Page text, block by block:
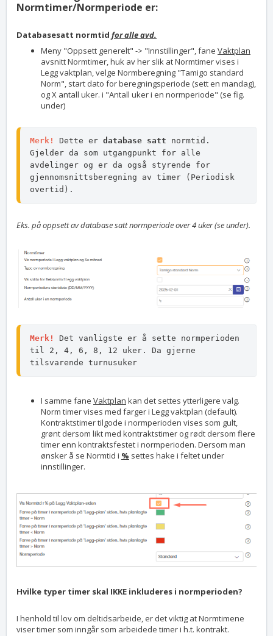
Normtimer/Normperiode er:
Databasesatt normtid for alle avd.
Meny "Oppsett generelt" -> "Innstillinger", fane Vaktplan
avsnitt Normtimer, huk av her slik at Normtimer vises i
Legg vaktplan, velge Normberegning "Tamigo standard
Norm", start dato for beregningsperiode (sett en mandag),
og X antall uker. i "Antall uker i en normperiode" (se fig.
under)
Merk! Dette er database satt normtid.
Gjelder da som utgangpunkt for alle
avdelinger og er da også styrende for
gjennomsnittsberegning av timer (Periodisk
overtid).
Eks. på oppsett av database satt normperiode over 4 uker (se under).
Merk! Det vanligste er å sette normperioden
til 2, 4, 6, 8, 12 uker. Da gjerne
tilsvarende turnusuker
I samme fane Vaktplan kan det settes ytterligere valg.
Norm timer vises med farger i Legg vaktplan (default).
Kontraktstimer tilgode i normperioden vises som gult,
grønt dersom likt med kontraktstimer og rødt dersom flere
timer enn kontraktsfestet i normperioden. Dersom man
ønsker å se Normtid i % settes hake i feltet under
innstillinger.
Hvilke typer timer skal IKKE inkluderes i normperioden?
I henhold til lov om deltidsarbeide, er det viktig at Normtimene
viser timer som inngår som arbeidede timer i h.t. kontrakt.